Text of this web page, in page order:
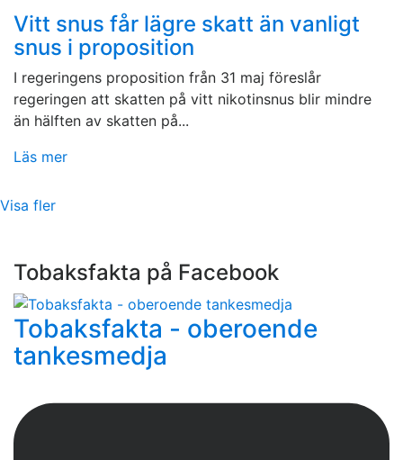
Vitt snus får lägre skatt än vanligt
snus i proposition
I regeringens proposition från 31 maj föreslår
regeringen att skatten på vitt nikotinsnus blir mindre
än hälften av skatten på...
Läs mer
Visa fler
Tobaksfakta på Facebook
Tobaksfakta - oberoende
tankesmedja